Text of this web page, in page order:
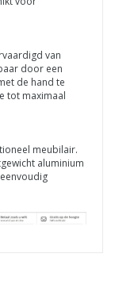
van
door een
de hand te
tot maximaal
meubilair.
aluminium